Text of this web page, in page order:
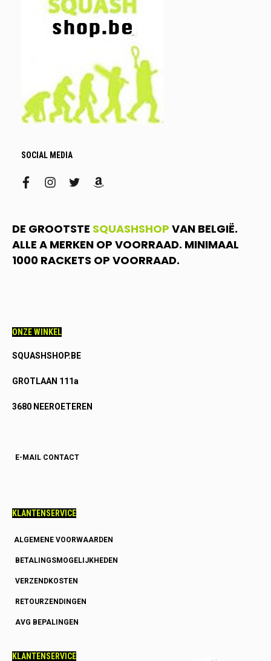
SOCIAL MEDIA
facebookinstagram
twitteramazon
DE GROOTSTE SQUASHSHOP VAN BELGIË.
ALLE A MERKEN OP VOORRAAD. MINIMAAL
1000 RACKETS OP VOORRAAD.
ONZE WINKEL
SQUASHSHOP.BE
GROTLAAN 111a
3680 NEEROETEREN
E-MAIL CONTACT
KLANTENSERVICE
ALGEMENE VOORWAARDEN
BETALINGSMOGELIJKHEDEN
VERZENDKOSTEN
RETOURZENDINGEN
AVG BEPALINGEN
KLANTENSERVICE